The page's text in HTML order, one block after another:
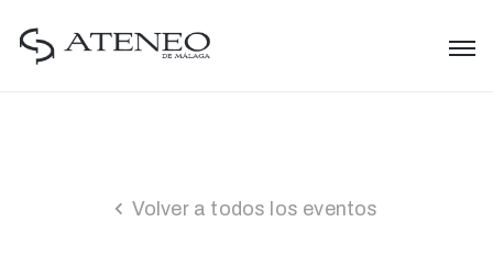
Volver a todos los eventos